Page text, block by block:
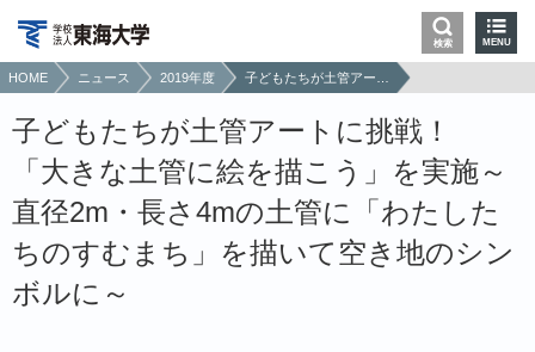
検索 MENU
HOME ニュース 2019年度
子どもたちが土管アートに挑戦！
「大きな土管に絵を描こう」を実施～
直径2m・長さ4mの土管に「わたした
ちのすむまち」を描いて空き地のシン
ボルに～